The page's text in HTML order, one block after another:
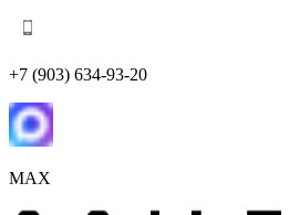
+7 (903) 634-93-20
MAX